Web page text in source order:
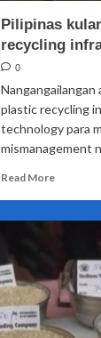
Pilipinas
recycling
0
Nangangailangan
plastic recycling
technology para
mismanagement
Read MoreRead
mga
plastic
recycling